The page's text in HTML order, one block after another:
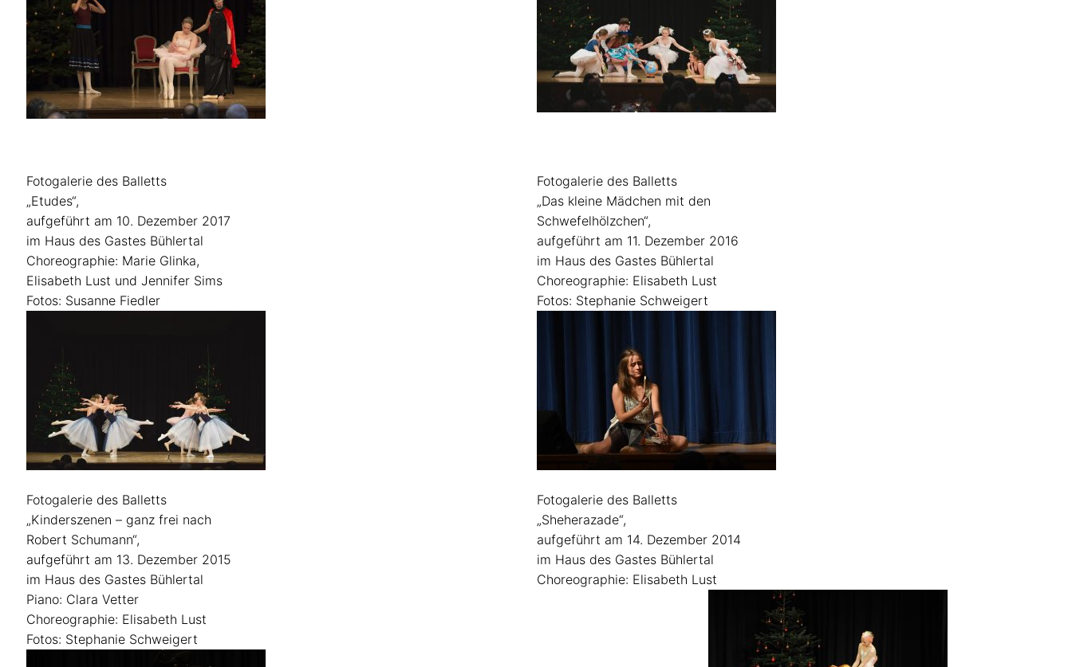
Fotogalerie des Balletts
„Etudes“,
aufgeführt am 10. Dezember 2017
im Haus des Gastes Bühlertal
Choreographie: Marie Glinka,
Elisabeth Lust und Jennifer Sims
Fotos: Susanne Fiedler
Fotogalerie des Balletts
„Das kleine Mädchen mit den
Schwefelhölzchen“,
aufgeführt am 11. Dezember 2016
im Haus des Gastes Bühlertal
Choreographie: Elisabeth Lust
Fotos: Stephanie Schweigert
Fotogalerie des Balletts
„Kinderszenen – ganz frei nach
Robert Schumann“,
aufgeführt am 13. Dezember 2015
im Haus des Gastes Bühlertal
Piano: Clara Vetter
Choreographie: Elisabeth Lust
Fotos: Stephanie Schweigert
Fotogalerie des Balletts
„Sheherazade“,
aufgeführt am 14. Dezember 2014
im Haus des Gastes Bühlertal
Choreographie: Elisabeth Lust